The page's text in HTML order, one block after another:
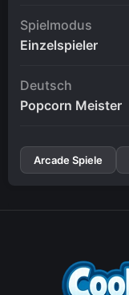
Spielmodus
Einzelspieler
Deutsch
Popcorn Meister
Arcade Spiele